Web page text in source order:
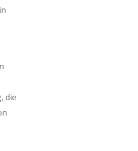
die